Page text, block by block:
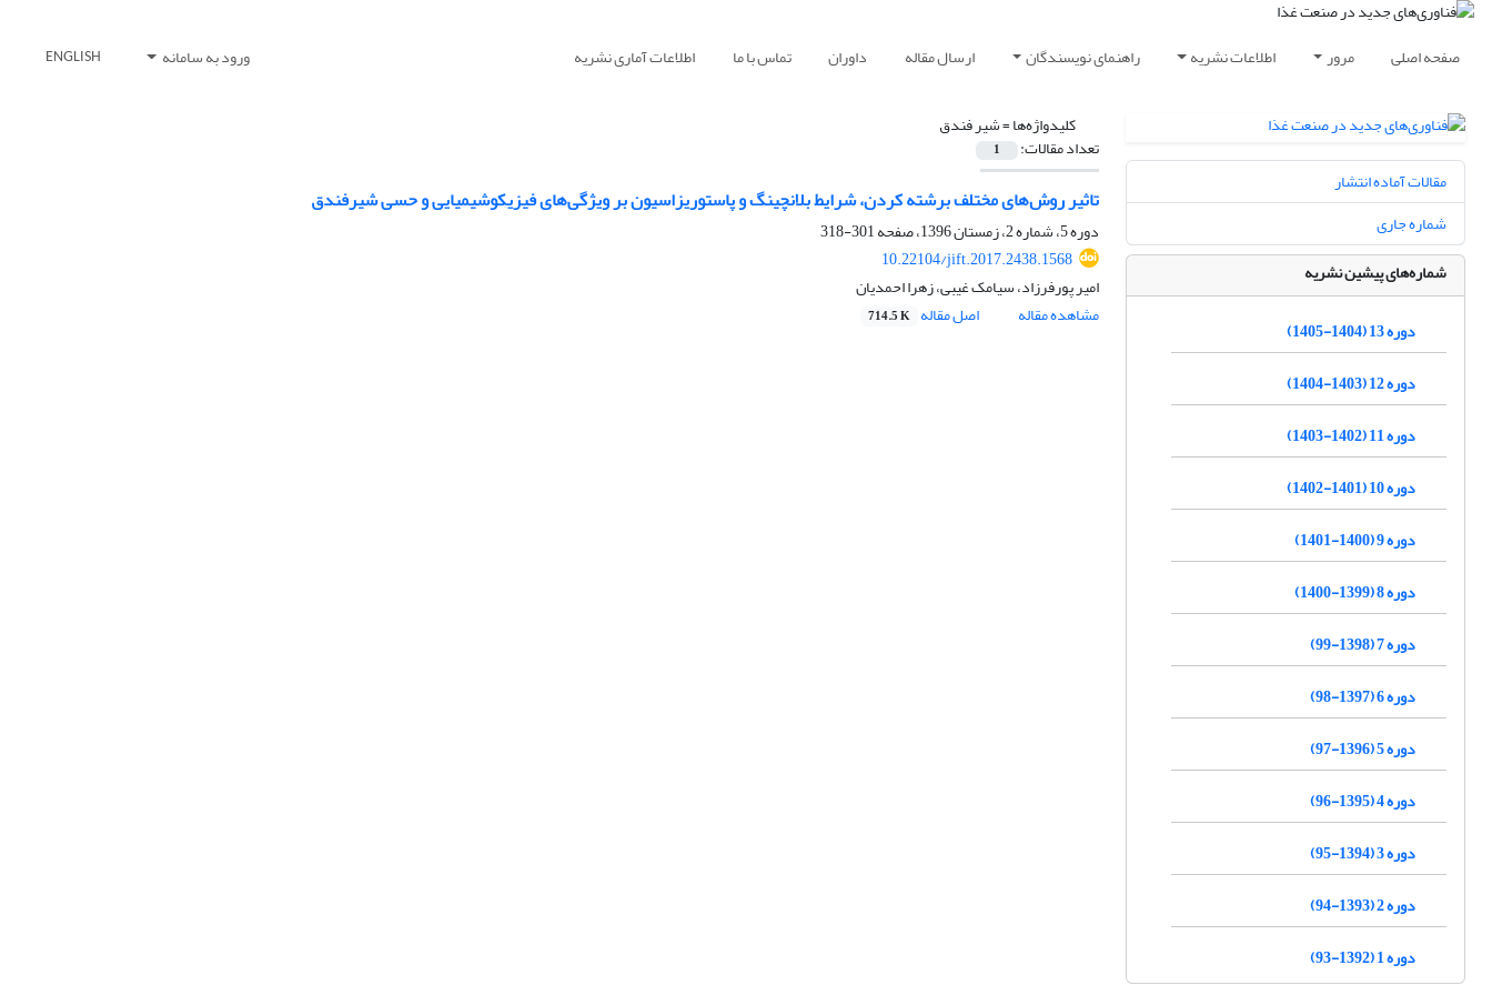
صفحه اصلی مرور اطلاعات نشریه راهنمای نویسندگان ارسال مقاله داوران تماس با ما اطلاعات آماری نشریه ورود به سامانه ENGLISH
کلیدواژه‌ها =شیر فندق
تعداد مقالات: 1
تاثیر روش‌های مختلف برشته کردن، شرایط بلانچینگ و پاستوریزاسیون بر ویژگی‌های فیزیکوشیمیایی و حسی شیرفندق
دوره 5، شماره 2، زمستان 1396، صفحه
301-318
10.22104/jift.2017.2438.1568
امیر پورفرزاد، سیامک غیبی، زهرا احمدیان
مشاهده مقاله
اصل مقاله 714.5 K
مقالات آماده انتشار
شماره جاری
شماره‌های پیشین نشریه
دوره 13 (1404-1405)
دوره 12 (1403-1404)
دوره 11 (1402-1403)
دوره 10 (1401-1402)
دوره 9 (1400-1401)
دوره 8 (1399-1400)
دوره 7 (1398-99)
دوره 6 (1397-98)
دوره 5 (1396-97)
دوره 4 (1395-96)
دوره 3 (1394-95)
دوره 2 (1393-94)
دوره 1 (1392-93)